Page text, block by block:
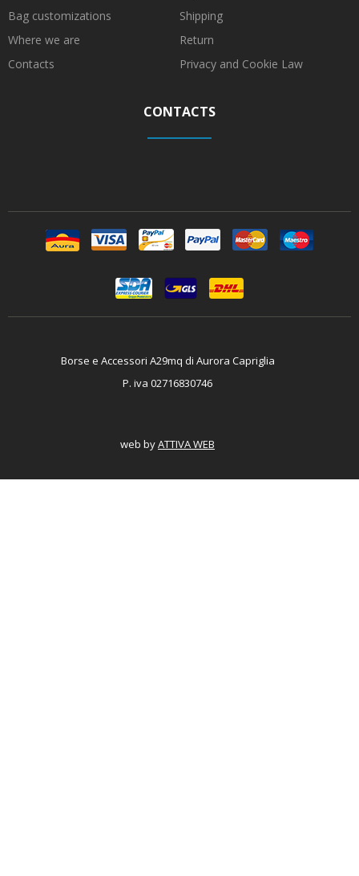
Bag customizations
Where we are
Contacts
Shipping
Return
Privacy and Cookie Law
CONTACTS
Borse e Accessori A29mq di Aurora Capriglia
P. iva 02716830746
web byATTIVA WEB